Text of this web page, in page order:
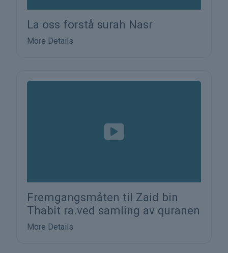
La oss forstå surah Nasr
More Details
Fremgangsmåten til Zaid bin
Thabit ra.ved samling av quranen
More Details